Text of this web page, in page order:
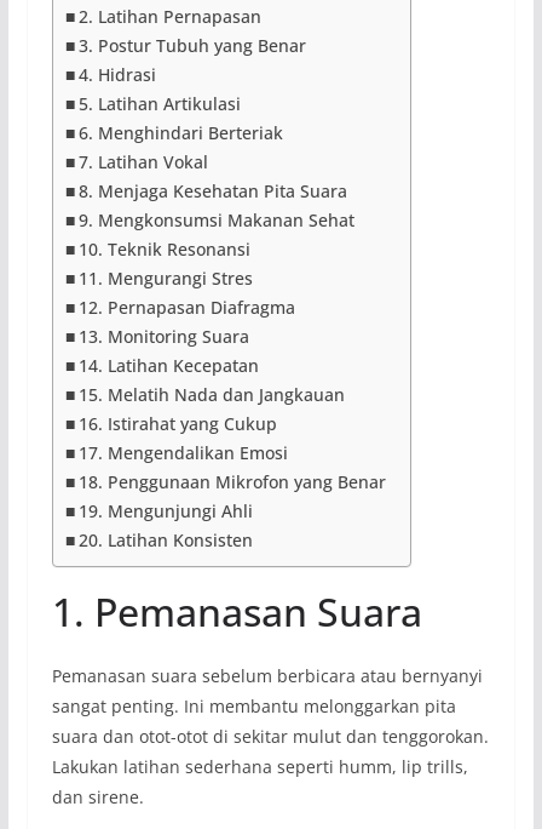
2. Latihan Pernapasan
3. Postur Tubuh yang Benar
4. Hidrasi
5. Latihan Artikulasi
6. Menghindari Berteriak
7. Latihan Vokal
8. Menjaga Kesehatan Pita Suara
9. Mengkonsumsi Makanan Sehat
10. Teknik Resonansi
11. Mengurangi Stres
12. Pernapasan Diafragma
13. Monitoring Suara
14. Latihan Kecepatan
15. Melatih Nada dan Jangkauan
16. Istirahat yang Cukup
17. Mengendalikan Emosi
18. Penggunaan Mikrofon yang Benar
19. Mengunjungi Ahli
20. Latihan Konsisten
1. Pemanasan Suara
Pemanasan suara sebelum berbicara atau bernyanyi
sangat penting. Ini membantu melonggarkan pita
suara dan otot-otot di sekitar mulut dan tenggorokan.
Lakukan latihan sederhana seperti humm, lip trills,
dan sirene.